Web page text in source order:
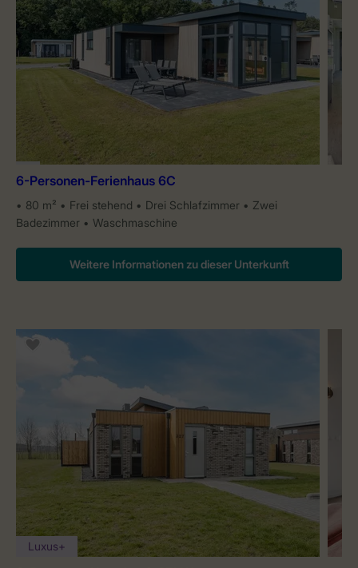
6-Personen-Ferienhaus 6C
80 m² Frei stehend Drei Schlafzimmer
Zwei
Badezimmer
Waschmaschine
Weitere Informationen zu dieser Unterkunft
Luxus+